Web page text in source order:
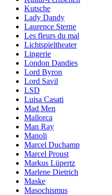
Kutsche
Lady Dandy
Laurence Sterne
Les fleurs du mal
Lichtspieltheater
Lingerie
London Dandies
Lord Byron
Lord Savil
LSD
Luisa Casati
Mad Men
Mallorca
Man Ray
Manoli
Marcel Duchamp
Marcel Proust
Markus Lüpertz
Marlene Dietrich
Maske
Masochismus